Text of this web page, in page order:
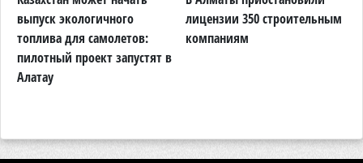
В Алматы приостановили лицензии 350
строительным компаниям
4 августа 2026 г. 12:06
выпуск экологичного
топлива для самолетов:
пилотный проект запустят в
Алатау
лицензии 350 строительным
компаниям